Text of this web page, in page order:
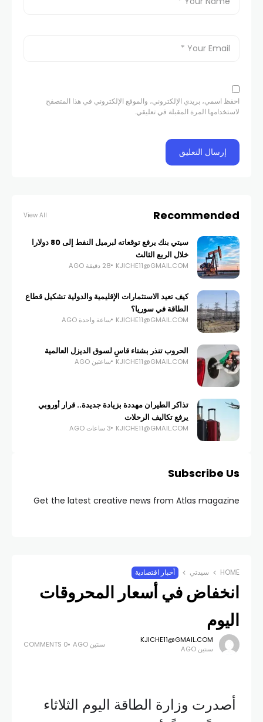
احفظ اسمي، بريدي الإلكتروني، والموقع الإلكتروني في هذا المتصفح
لاستخدامها المرة المقبلة في تعليقي.
Recommended
View All
سيتي بنك يرفع توقعاته لبرميل النفط إلى 80 دولارا
خلال الربع الثالث
KJICHE11@GMAIL.COM 28 دقيقة AGO
كيف تعيد الاستثمارات الإقليمية والدولية تشكيل قطاع
الطاقة في سوريا؟
KJICHE11@GMAIL.COM ساعة واحدة AGO
الحروب تنذر بشتاء قاسٍ لسوق الديزل العالمية
KJICHE11@GMAIL.COM ساعتين AGO
تذاكر الطيران مهددة بزيادة جديدة.. قرار أوروبي
يرفع تكاليف الرحلات
KJICHE11@GMAIL.COM 3 ساعات AGO
Subscribe Us
Get the latest creative news from Atlas magazine
HOME سيدتي أخبار اقتصادية
انخفاض في أسعار المحروقات
اليوم
KJICHE11@GMAIL.COM
سنتين AGO
سنتين AGO 0 COMMENTS
أصدرت وزارة الطاقة اليوم الثلاثاء